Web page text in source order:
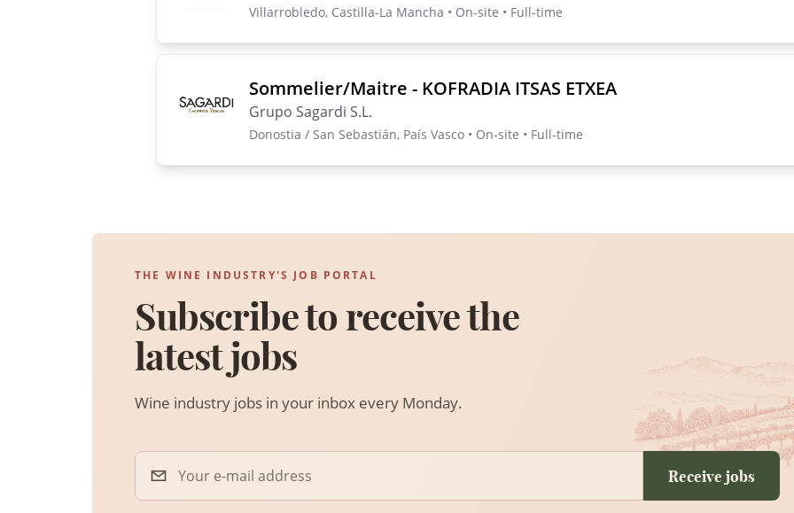
Villarrobledo, Castilla-La Mancha • On-site • Full-time
Sommelier/Maitre - KOFRADIA ITSAS ETXEA
Grupo Sagardi S.L.
Donostia / San Sebastián, País Vasco • On-site • Full-time
THE WINE INDUSTRY'S JOB PORTAL
Subscribe to receive the
latest jobs
Wine industry jobs in your inbox every Monday.
Your e-mail address Receive jobs